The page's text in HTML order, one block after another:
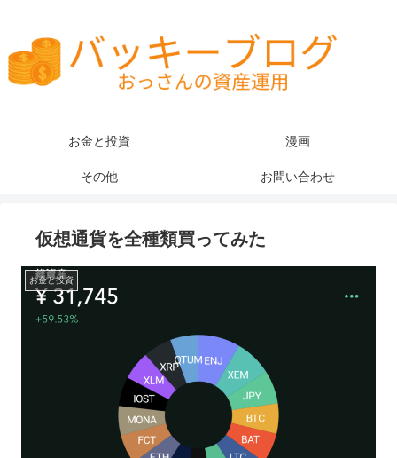
お金と投資 漫画
その他 お問い合わせ
仮想通貨を全種類買ってみた
お金と投資